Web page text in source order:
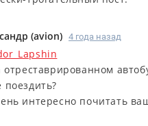
(avion) 4 года назад
поездить?
интересно почитать